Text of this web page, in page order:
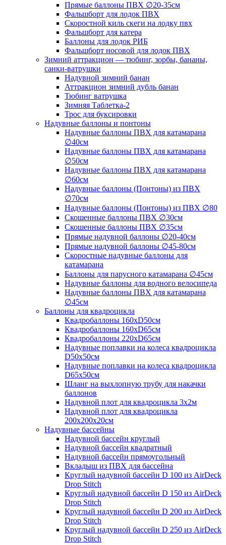
Прямые баллоны ПВХ ∅20-35см
Фальшборт для лодок ПВХ
Скоростной киль скеги на лодку пвх
Фальшборт для катера
Баллоны для лодок РИБ
Фальшборт носовой для лодок ПВХ
Зимний аттракцион — тюбинг, зорбы, бананы,
санки-ватрушки
Надувной зимний банан
Аттракцион зимний дубль банан
Тюбинг ватрушка
Зимняя Таблетка-2
Трос для буксировки
Надувные баллоны и понтоны
Надувные баллоны ПВХ для катамарана
∅40см
Надувные баллоны ПВХ для катамарана
∅50см
Надувные баллоны ПВХ для катамарана
∅60см
Надувные баллоны (Понтоны) из ПВХ
∅70см
Надувные баллоны (Понтоны) из ПВХ ∅80
Скошенные баллоны ПВХ ∅30см
Скошенные баллоны ПВХ ∅35см
Прямые надувной баллоны ∅20-40см
Прямые надувной баллоны ∅45-80см
Скоростные надувные баллоны для
катамарана
Баллоны для парусного катамарана ∅45см
Надувные баллоны для водного велосипеда
Надувные баллоны ПВХ для катамарана
∅45см
Баллоны для квадроцикла
Квадробаллоны 160хD50см
Квадробаллоны 160хD65см
Квадробаллоны 220хD65см
Надувные поплавки на колеса квадроцикла
D50х50см
Надувные поплавки на колеса квадроцикла
D65х50см
Шланг на выхлопную трубу для накачки
баллонов
Надувной плот для квадроцикла 3х2м
Надувной плот для квадроцикла
200х200х20см
Надувные бассейны
Надувной бассейн круглый
Надувной бассейн квадратный
Надувной бассейн прямоугольный
Вкладыш из ПВХ для бассейна
Круглый надувной бассейн D 100 из AirDeck
Drop Stitch
Круглый надувной бассейн D 150 из AirDeck
Drop Stitch
Круглый надувной бассейн D 200 из AirDeck
Drop Stitch
Круглый надувной бассейн D 250 из AirDeck
Drop Stitch